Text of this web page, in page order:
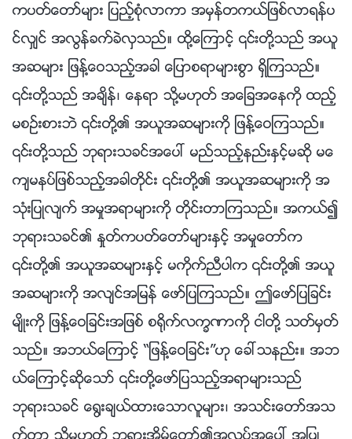
ကပတ္ေတာ္မ်ား ျပည့္စုံလာကာ အမွန္တကယ္ျဖစ္လာရန္ပ
င္လွ်င္ အလြန္ခက္ခဲလွသည္။ ထို႔ေၾကာင့္ ၎တို႔သည္ အယူ
အဆမ်ား ျဖန႔္ေဝသည့္အခါ ေျပာစရာမ်ားစြာ ရွိၾကသည္။
၎တို႔သည္ အခ်ိန္၊ ေနရာ သို႔မဟုတ္ အေျခအေနကို ထည့္
မစဥ္းစားဘဲ ၎တို႔၏ အယူအဆမ်ားကို ျဖန႔္ေဝၾကသည္။
၎တို႔သည္ ဘုရားသခင္အေပၚ မည္သည့္နည္းႏွင့္မဆို မေ
က်မနပ္ျဖစ္သည့္အခါတိုင္း ၎တို႔၏ အယူအဆမ်ားကို အ
သုံးျပဳလ်က္ အမႈအရာမ်ားကို တိုင္းတာၾကသည္။ အကယ္၍
ဘုရားသခင္၏ ႏႈတ္ကပတ္ေတာ္မ်ားႏွင့္ အမႈေတာ္က
၎တို႔၏ အယူအဆမ်ားႏွင့္ မကိုက္ညီပါက ၎တို႔၏ အယူ
အဆမ်ားကို အလ်င္အျမန္ ေဖာ္ျပၾကသည္။ ဤေဖာ္ျပျခင္း
မ်ိဳးကို ျဖန႔္ေဝျခင္းအျဖစ္ စ႐ိုက္လကၡဏာကို ငါတို႔ သတ္မွတ္
သည္။ အဘယ္ေၾကာင့္ “ျဖန႔္ေဝျခင္း”ဟု ေခၚသနည္း။ အဘ
ယ္ေၾကာင့္ဆိုေသာ္ ၎တို႔ေဖာ္ျပသည့္အရာမ်ားသည္
ဘုရားသခင္ ေ႐ြးခ်ယ္ထားေသာလူမ်ား၊ အသင္းေတာ္အသ